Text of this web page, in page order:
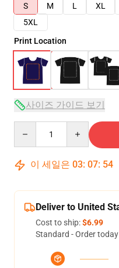
S
M L XL
5XL
Print Location
사이즈 가이드 보기
이 세일은 03: 07: 53
Deliver to United
Cost to ship:$6.99
Standard - Order